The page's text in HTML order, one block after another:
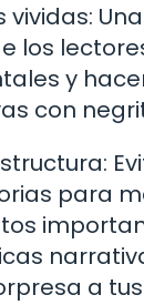
vividas:
los
y
con
para
a